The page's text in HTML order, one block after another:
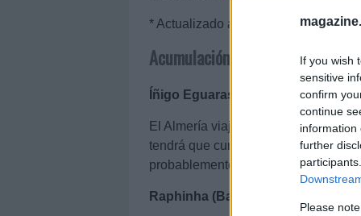
If you wish
sensitive
confirm
continue
information
further
Please
* Actualizado a 21/03.
Acumulación de amonestaciones
Íñigo Eguaras (Almería): Melero
El Almería viajará a Vigo en la
tendrá que cumplir sanción por
probablemente, Gonzalo Melero,
Raphinha (Barcelona): nueva